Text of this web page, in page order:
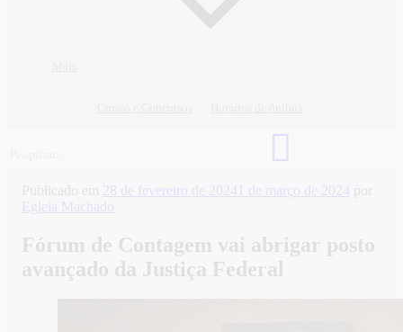
Publicado em 28 de fevereiro de 2024 1 de março de 2024 por
Egleia Machado
Fórum de Contagem vai abrigar posto
avançado da Justiça Federal